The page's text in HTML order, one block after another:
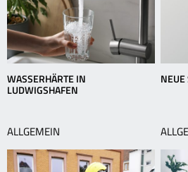
WASSERHÄRTE IN
LUDWIGSHAFEN
NEUE
ALLGEMEIN